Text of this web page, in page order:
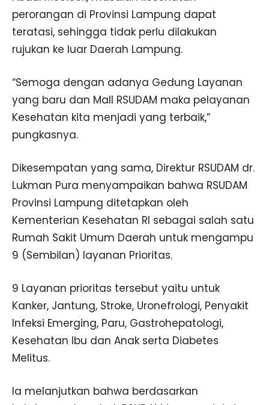
perorangan di Provinsi Lampung dapat
teratasi, sehingga tidak perlu dilakukan
rujukan ke luar Daerah Lampung.
“Semoga dengan adanya Gedung Layanan
yang baru dan Mall RSUDAM maka pelayanan
Kesehatan kita menjadi yang terbaik,”
pungkasnya.
Dikesempatan yang sama, Direktur RSUDAM dr.
Lukman Pura menyampaikan bahwa RSUDAM
Provinsi Lampung ditetapkan oleh
Kementerian Kesehatan RI sebagai salah satu
Rumah Sakit Umum Daerah untuk mengampu
9 (Sembilan) layanan Prioritas.
9 Layanan prioritas tersebut yaitu untuk
Kanker, Jantung, Stroke, Uronefrologi, Penyakit
Infeksi Emerging, Paru, Gastrohepatologi,
Kesehatan Ibu dan Anak serta Diabetes
Melitus.
Ia melanjutkan bahwa berdasarkan